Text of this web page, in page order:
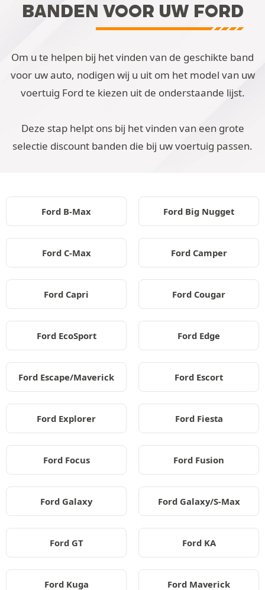
BANDEN VOOR UW FORD
Om u te helpen bij het vinden van de geschikte band
voor uw auto, nodigen wij u uit om het model van uw
voertuig Ford te kiezen uit de onderstaande lijst.
Deze stap helpt ons bij het vinden van een grote
selectie discount banden die bij uw voertuig passen.
Ford B-Max Ford Big Nugget
Ford C-Max Ford Camper
Ford Capri Ford Cougar
Ford EcoSport Ford Edge
Ford Escape/Maverick Ford Escort
Ford Explorer Ford Fiesta
Ford Focus Ford Fusion
Ford Galaxy Ford Galaxy/S-Max
Ford GT Ford KA
Ford Kuga Ford Maverick